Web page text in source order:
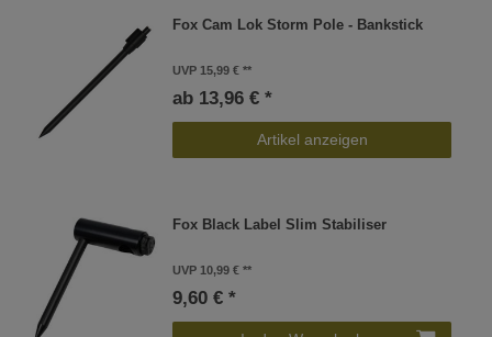
Fox Cam Lok Storm Pole - Bankstick
UVP 15,99 €
ab 13,96 € *
Artikel anzeigen
Fox Black Label Slim Stabiliser
UVP 10,99 €
9,60 € *